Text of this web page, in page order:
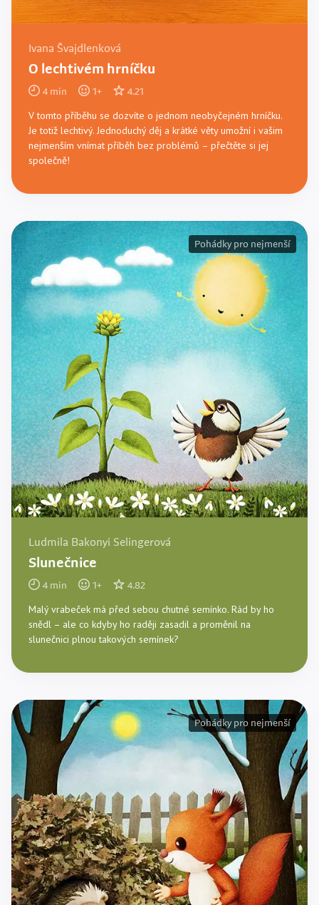
Ivana Švajdlenková
O lechtivém hrníčku
4 min 1+ 4.21
V tomto příběhu se dozvíte o jednom neobyčejném hrníčku.
Je totiž lechtivý. Jednoduchý děj a krátké věty umožní i vašim
nejmenším vnímat příběh bez problémů – přečtěte si jej
společně!
Ludmila Bakonyi Selingerová
Slunečnice
4 min 1+ 4.82
Malý vrabeček má před sebou chutné semínko. Rád by ho
snědl – ale co kdyby ho raději zasadil a proměnil na
slunečnici plnou takových semínek?
Pohádky pro nejmenší
Pohádky pro nejmenší